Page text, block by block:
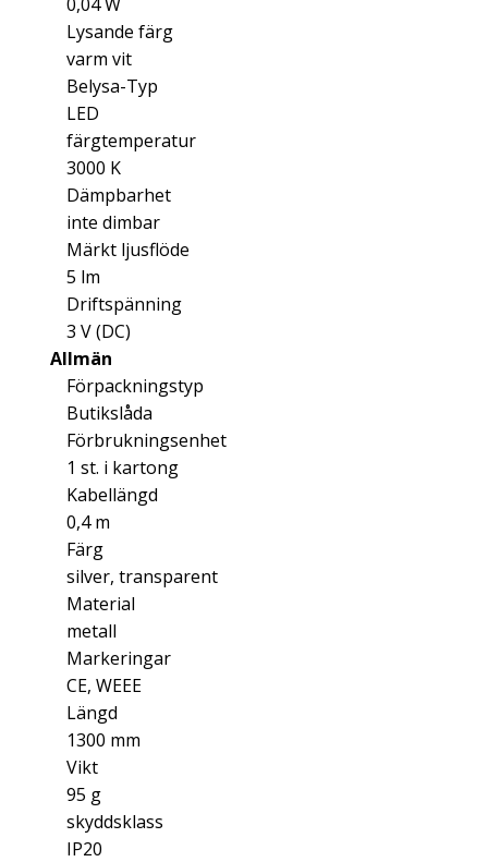
Lysande färg
varm vit
Belysa-Typ
LED
färgtemperatur
3000 K
Dämpbarhet
inte dimbar
Märkt ljusflöde
5 lm
Driftspänning
3 V (DC)
Allmän
Förpackningstyp
Butikslåda
Förbrukningsenhet
1 st. i kartong
Kabellängd
0,4 m
Färg
silver, transparent
Material
metall
Markeringar
CE, WEEE
Längd
1300 mm
Vikt
95 g
skyddsklass
IP20